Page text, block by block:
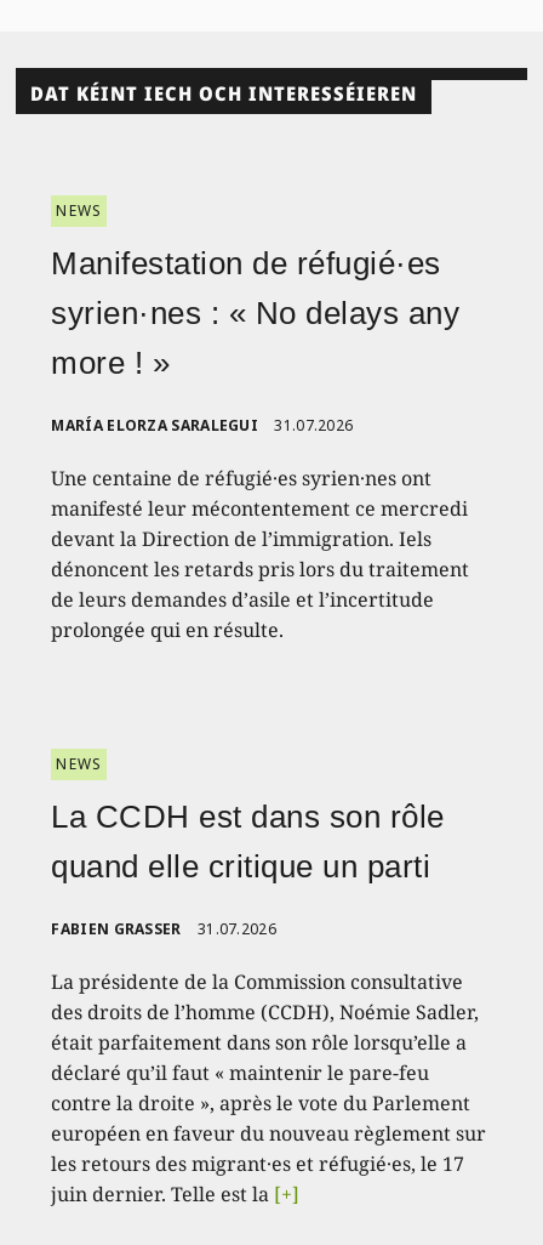
DAT KÉINT IECH OCH INTERESSÉIEREN
NEWS
Manifestation de réfugié·es
syrien·nes : « No delays any
more ! »
MARÍA ELORZA SARALEGUI 31.07.2026
Une centaine de réfugié·es syrien·nes ont
manifesté leur mécontentement ce mercredi
devant la Direction de l’immigration. Iels
dénoncent les retards pris lors du traitement
de leurs demandes d’asile et l’incertitude
prolongée qui en résulte.
NEWS
La CCDH est dans son rôle
quand elle critique un parti
FABIEN GRASSER 31.07.2026
La présidente de la Commission consultative
des droits de l’homme (CCDH), Noémie Sadler,
était parfaitement dans son rôle lorsqu’elle a
déclaré qu’il faut « maintenir le pare-feu
contre la droite », après le vote du Parlement
européen en faveur du nouveau règlement sur
les retours des migrant·es et réfugié·es, le 17
juin dernier. Telle est la [+]